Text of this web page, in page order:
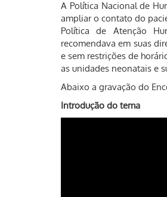
A Política Nacional de
ampliar o contato do
Política de Atenção
recomendava em suas
e sem restrições de
as unidades neonatais e
Abaixo a gravação do
Introdução do tema